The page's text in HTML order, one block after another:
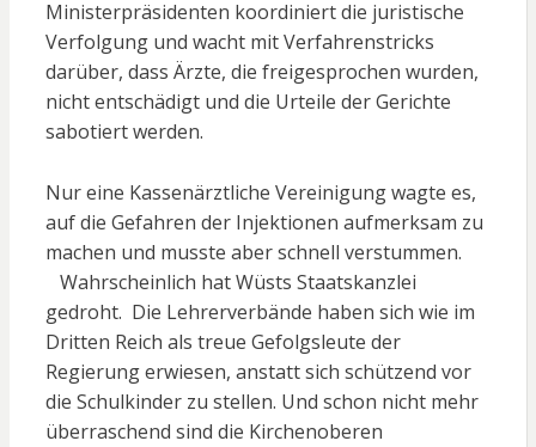
Ministerpräsidenten koordiniert die juristische
Verfolgung und wacht mit Verfahrenstricks
darüber, dass Ärzte, die freigesprochen wurden,
nicht entschädigt und die Urteile der Gerichte
sabotiert werden.
Nur eine Kassenärztliche Vereinigung wagte es,
auf die Gefahren der Injektionen aufmerksam zu
machen und musste aber schnell verstummen.
Wahrscheinlich hat Wüsts Staatskanzlei
gedroht. Die Lehrerverbände haben sich wie im
Dritten Reich als treue Gefolgsleute der
Regierung erwiesen, anstatt sich schützend vor
die Schulkinder zu stellen. Und schon nicht mehr
überraschend sind die Kirchenoberen